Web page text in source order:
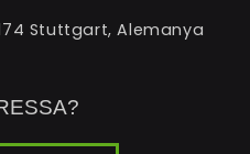
Stuttgart, Alemanya